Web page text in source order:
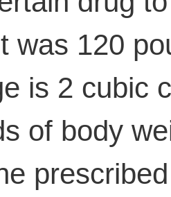
was 120
is 2 cubic
of body